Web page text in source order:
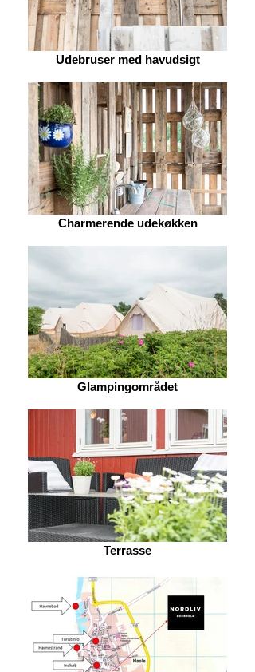
Udebruser med havudsigt
Charmerende udekøkken
Glampingområdet
Terrasse